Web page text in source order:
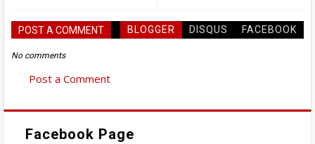
POST A COMMENT BLOGGER DISQUS FACEBOOK
No comments
Post a Comment
Facebook Page